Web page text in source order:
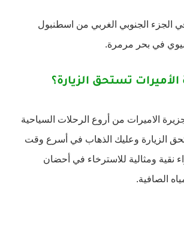
الجزء الجنوبي الغربي من اسطنبول
في بحر مرمرة.
تستحق الزيارة؟
جزيرة الاميرات من أروع الرحلات السياحية
الزيارة وعليك الذهاب في أسرع وقت
نقية ومثالية للاسترخاء في أحضان
الصافية.